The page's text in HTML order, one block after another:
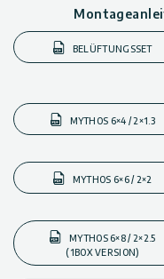
BELÜFTUNGSSET
MYTHOS 6×4 / 2×1.3
MYTHOS 6×6 / 2×2
MYTHOS 6×8 / 2×2.5
(1BOX VERSION)